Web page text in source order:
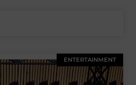
ENTERTAINMENT